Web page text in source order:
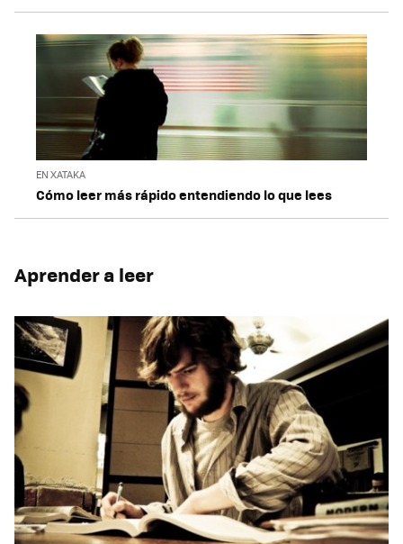
EN XATAKA
Cómo leer más rápido entendiendo lo que lees
Aprender a leer